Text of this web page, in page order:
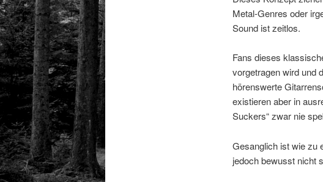
Metal-Genres oder
Sound ist zeitlos.
Fans dieses
vorgetragen wird und
hörenswerte
existieren aber in
Suckers“ zwar nie
Gesanglich ist wie zu
jedoch bewusst nicht